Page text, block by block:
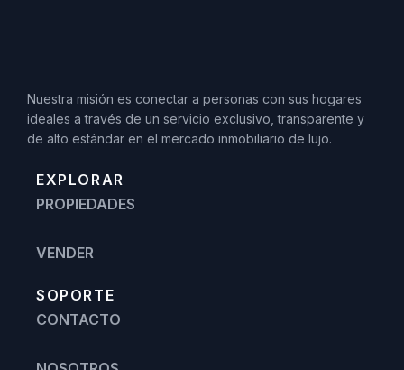
Nuestra misión es conectar a personas con sus hogares
ideales a través de un servicio exclusivo, transparente y
de alto estándar en el mercado inmobiliario de lujo.
EXPLORAR
PROPIEDADES
VENDER
SOPORTE
CONTACTO